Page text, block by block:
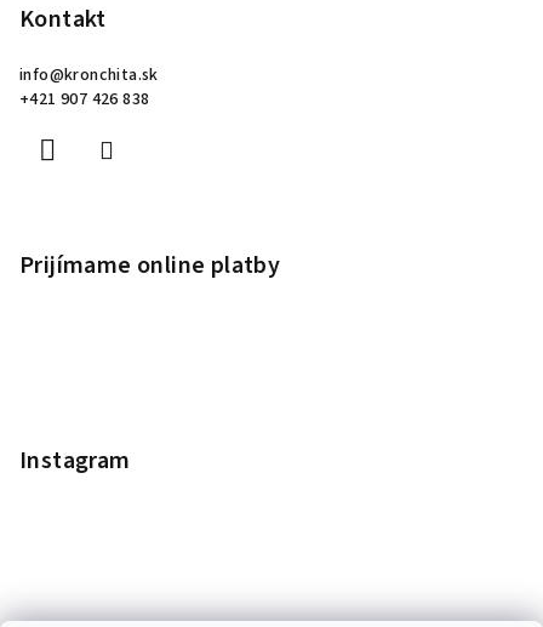
Kontakt
info@kronchita.sk
+421 907 426 838
Prijímame online platby
Instagram